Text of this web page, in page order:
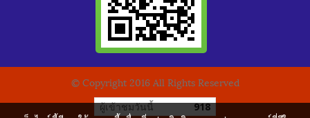
© Copyright 2016 All Rights Reserved
ผู้เข้าชมวันนี้ 918